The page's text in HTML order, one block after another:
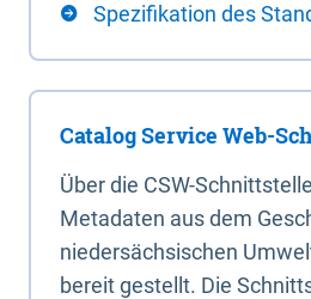
Spezifikation des
Catalog Service Web-
Über die CSW-
Metadaten aus dem
niedersächsischen
bereit gestellt. Die